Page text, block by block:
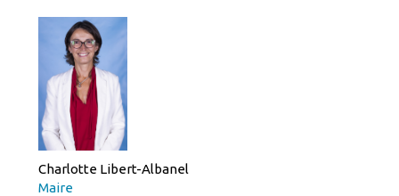
Charlotte Libert-Albanel
Maire